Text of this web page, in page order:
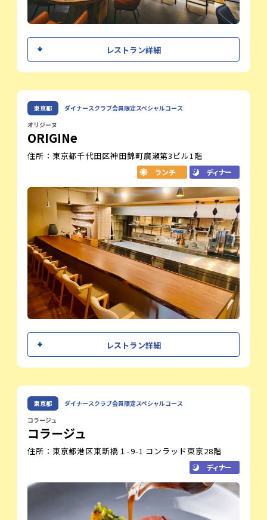
季節の移ろいを大切にしながら、素材が持つ本来の輝きと持
ち味を最大限に引き出すことにこだわった料理の数々。落ち
されるフランス料理をお届けいたします。
大切な方との記念日や、心に残るバースデーのお祝いなど、
オフィシャルサイト
杉本 昌久
シェフ
銀座という特別な場所で、生産者の想いが
皆様に楽しんでいただければ幸いです。今
魅力と、ESPRIT C. KEI GINZAの世界観をぜ
フランス料理の域を超え、自由な発想で、"美食の革新"を追
コンセプトは、"美食の研究所"。素材のおいしさを料理人の
手によって最大限引き出し、お客様の記憶に残る一皿をご提
供いたします。
素材と向き合い、素材の声を聴き、おいしさの真髄を追求す
る。小林 圭シェフが創造する、五感を呼び覚ます料理をお楽
しみください。
オフィシャルサイト
レストラン詳細
ORIGINe
オリジーヌ
住所：東京都千代田区神田錦町廣瀬第3ビル1階
ランチ ディナー
東京都 ダイナースクラブ会員限定スペシャルコース
吉田 徹
オーナーシェフ
フランス料理は特別な日のためだけでな
この機会にその魅力に触れ、好きになって
いできることを楽しみに、ご来店を心より
神田錦町に佇むORIGINeは、旬の食材と確かな技術で仕立て
るフランス料理を、洗練された空間でお楽しみいただけるレ
ストランです。料理とワインの調和を大切に、一皿ごとに余
韻の残る時間をお届けします。特別なひとときを、ぜひご体
感ください。
レストラン詳細
コラージュ
コラージュ
住所：東京都港区東新橋１-9-1 コンラッド東京28階
ディナー
東京都 ダイナースクラブ会員限定スペシャルコース